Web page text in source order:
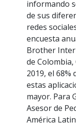
informando
de sus
redes
encuesta
Brother
de Colombia,
2019, el
estas
mayor. Para
Asesor de
América